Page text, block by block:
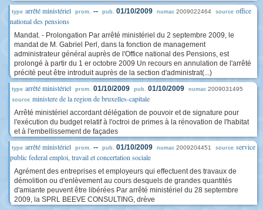
type arrêté ministériel prom. -- pub. 01/10/2009 numac 2009022464 source office
national des pensions
Mandat. - Prolongation Par arrêté ministériel du 2 septembre 2009, le
mandat de M. Gabriel Perl, dans la fonction de management
administrateur général auprès de l'Office national des Pensions, est
prolongé à partir du 1 er octobre 2009 Un recours en annulation de l'arrêté
précité peut être introduit auprès de la section d'administrat(...)
type arrêté ministériel prom. 01/10/2009 pub. 01/10/2009 numac 2009031495
source ministere de la region de bruxelles-capitale
Arrêté ministériel accordant délégation de pouvoir et de signature pour
l'exécution du budget relatif à l'octroi de primes à la rénovation de l'habitat
et à l'embellissement de façades
type arrêté ministériel prom. -- pub. 01/10/2009 numac 2009204451 source service
public federal emploi, travail et concertation sociale
Agrément des entreprises et employeurs qui effectuent des travaux de
démolition ou d'enlèvement au cours desquels de grandes quantités
d'amiante peuvent être libérées Par arrêté ministériel du 28 septembre
2009, la SPRL BEEVE CONSULTING, drève